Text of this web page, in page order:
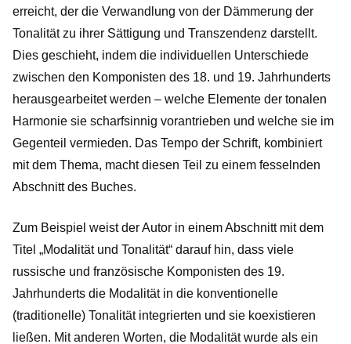
erreicht, der die Verwandlung von der Dämmerung der
Tonalität zu ihrer Sättigung und Transzendenz darstellt.
Dies geschieht, indem die individuellen Unterschiede
zwischen den Komponisten des 18. und 19. Jahrhunderts
herausgearbeitet werden – welche Elemente der tonalen
Harmonie sie scharfsinnig vorantrieben und welche sie im
Gegenteil vermieden. Das Tempo der Schrift, kombiniert
mit dem Thema, macht diesen Teil zu einem fesselnden
Abschnitt des Buches.
Zum Beispiel weist der Autor in einem Abschnitt mit dem
Titel „Modalität und Tonalität“ darauf hin, dass viele
russische und französische Komponisten des 19.
Jahrhunderts die Modalität in die konventionelle
(traditionelle) Tonalität integrierten und sie koexistieren
ließen. Mit anderen Worten, die Modalität wurde als ein